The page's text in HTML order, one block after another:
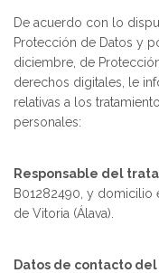
De acuerdo con lo
Protección de Datos y
diciembre, de
derechos digitales, le
relativas a los
personales:
Responsable del
B01282490, y domicilio
de Vitoria (Álava).
Datos de contacto